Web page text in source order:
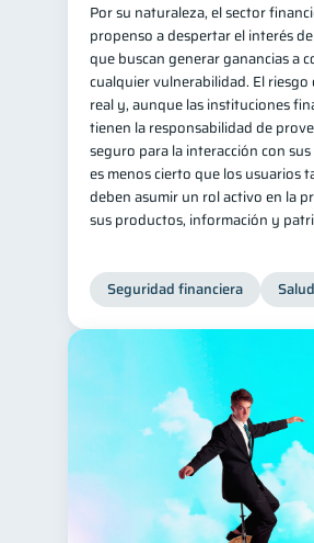
Organización Financiera 10
Deudas 10
Entidad financiera
Préstamos 8 Consejos
Tarjeta de crédito
Historial crediticio 6
Ciberseguridad
Derechos & Deberes
Superintendencia de Bancos
Cuenta Abandonada
Inversiones 2
Finanzas Personales
Finanzas en Pareja 1
Educación Financiera
Por su naturaleza, el sector
propenso a despertar el interés
que buscan generar ganancias a
cualquier vulnerabilidad. El riesgo
real y, aunque las instituciones
tienen la responsabilidad de
seguro para la interacción con
es menos cierto que los usuarios
deben asumir un rol activo en la
sus productos, información y
Seguridad financiera